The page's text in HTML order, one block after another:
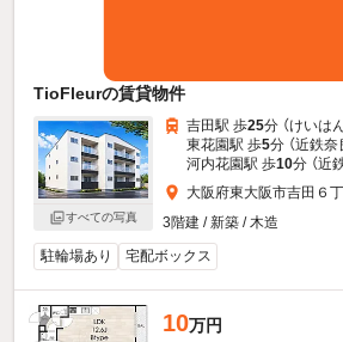
TioFleurの賃貸物件
すべての写真
吉田駅 歩25分 （けいは
東花園駅 歩5分 （近鉄奈
河内花園駅 歩10分 （近
大阪府東大阪市吉田６
3階建 / 新築 / 木造
駐輪場あり
宅配ボックス
10万円